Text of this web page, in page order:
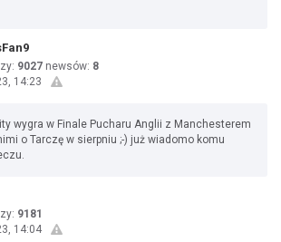
9027 newsów: 8
14:23
wygra w Finale Pucharu Anglii z Manchesterem
o Tarczę w sierpniu ;-) już wiadomo komu
9181
14:04